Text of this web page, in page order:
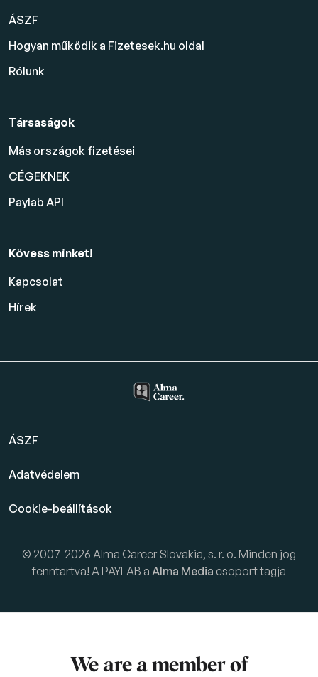
ÁSZF
Hogyan működik a Fizetesek.hu oldal
Rólunk
Társaságok
Más országok fizetései
CÉGEKNEK
Paylab API
Kövess minket!
Kapcsolat
Hírek
ÁSZF
Adatvédelem
Cookie-beállítások
© 2007-2026 Alma Career Slovakia, s. r. o. Minden jog
fenntartva! A PAYLAB a Alma Media csoport tagja
We are a member of